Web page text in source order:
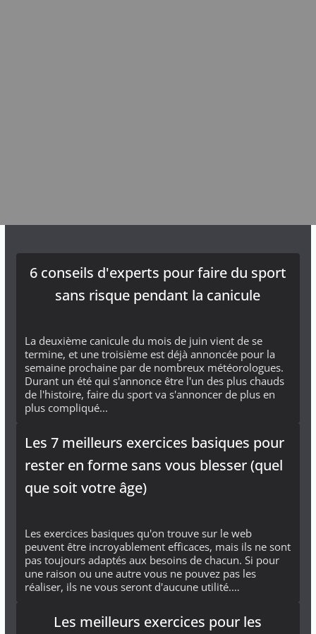
6 conseils d'experts pour faire du sport
sans risque pendant la canicule
La deuxième canicule du mois de juin vient de se
termine, et une troisième est déjà annoncée pour la
semaine prochaine par de nombreux météorologues.
Durant un été qui s'annonce être l'un des plus chauds
de l'histoire, faire du sport va s'annoncer de plus en
plus compliqué...
Les 7 meilleurs exercices basiques pour
rester en forme sans vous blesser (quel
que soit votre âge)
Les exercices basiques qu'on trouve sur le web
peuvent être incroyablement efficaces, mais ils ne sont
pas toujours adaptés aux besoins de chacun. Si pour
une raison ou une autre vous ne pouvez pas les
réaliser, ils ne vous seront d'aucune utilité.…
Les meilleurs exercices pour les